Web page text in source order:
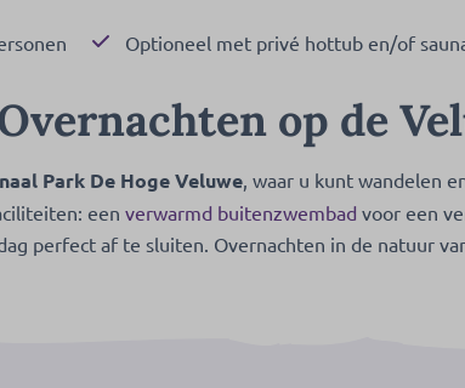
Optioneel met privé hottub en/of
op de
Park De Hoge Veluwe, waar u kunt wandelen
een verwarmd buitenzwembad voor een
perfect af te sluiten. Overnachten in de natuur